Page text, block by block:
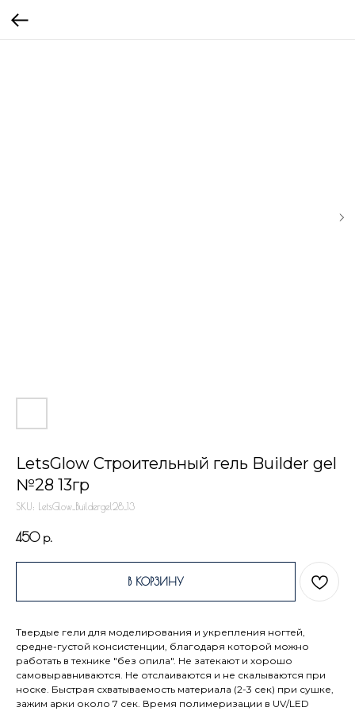
LetsGlow Строительный гель Builder gel
№28 13гр
SKU: LetsGlow_Buildergel28_13
450 р.
В КОРЗИНУ
Твердые гели для моделирования и укрепления ногтей,
средне-густой консистенции, благодаря которой можно
работать в технике "без опила". Не затекают и хорошо
самовыравниваются. Не отслаиваются и не скалываются при
носке. Быстрая схватываемость материала (2-3 сек) при сушке,
зажим арки около 7 сек. Время полимеризации в UV/LED